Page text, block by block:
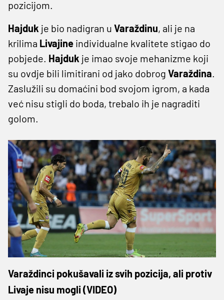
pozicijom.
Hajduk je bio nadigran u Varaždinu, ali je na
krilima Livajine individualne kvalitete stigao do
pobjede. Hajduk je imao svoje mehanizme koji
su ovdje bili limitirani od jako dobrog Varaždina.
Zaslužili su domaćini bod svojom igrom, a kada
već nisu stigli do boda, trebalo ih je nagraditi
golom.
Varaždinci pokušavali iz svih pozicija, ali protiv
Livaje nisu mogli (VIDEO)